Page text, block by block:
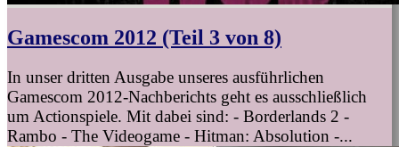
Gamescom 2012 (Teil 3 von 8)
In unser dritten Ausgabe unseres ausführlichen
Gamescom 2012-Nachberichts geht es ausschließlich
um Actionspiele. Mit dabei sind: - Borderlands 2 -
Rambo - The Videogame - Hitman: Absolution -...